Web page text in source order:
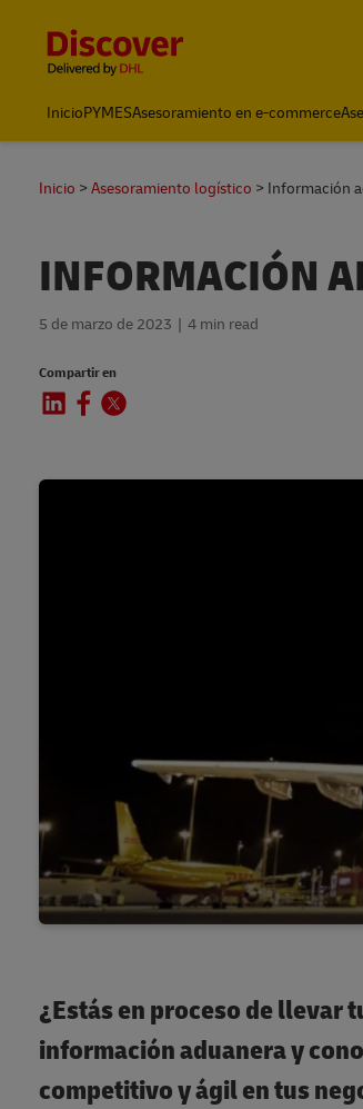
InicioPYMESAsesoramiento en e-commerce
Inicio Asesoramiento logístico Información
INFORMACIÓN
5 de marzo de 2023 4 min read
Compartir en
¿Estás en proceso de llevar
información aduanera y
competitivoy ágil en tus